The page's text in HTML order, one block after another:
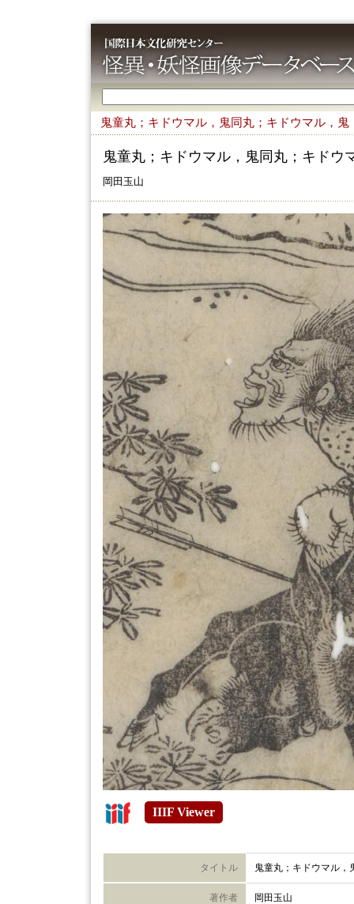
鬼童丸；キドウマル，鬼同丸；キドウマル，鬼
鬼童丸；キドウマル，鬼同丸；キドウ
岡田玉山
IIIF Viewer
タイトル 鬼童丸；キドウマル，
著作者 岡田玉山